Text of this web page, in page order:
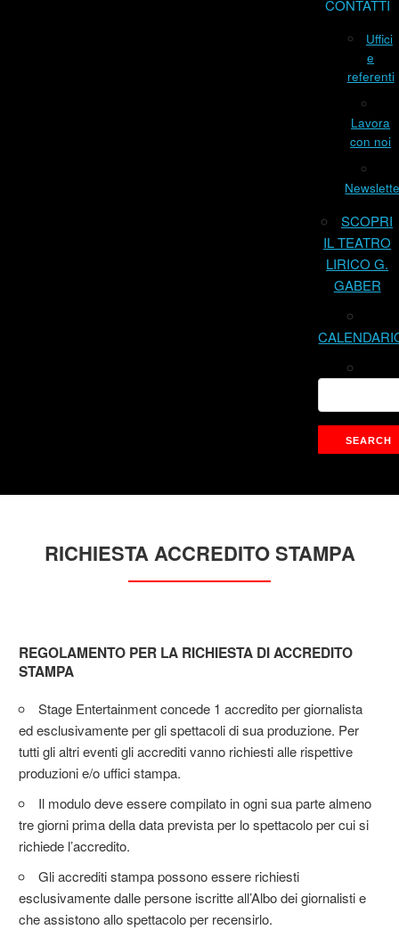
CONTATTI
Uffici
e
referenti
Lavora
con noi
SCOPRI
IL TEATRO
LIRICO G.
GABER
RICHIESTA ACCREDITO STAMPA
REGOLAMENTO PER LA RICHIESTA DI ACCREDITO
STAMPA
Stage Entertainment concede 1 accredito per giornalista
ed esclusivamente per gli spettacoli di sua produzione. Per
tutti gli altri eventi gli accrediti vanno richiesti alle rispettive
produzioni e/o uffici stampa.
Il modulo deve essere compilato in ogni sua parte almeno
tre giorni prima della data prevista per lo spettacolo per cui si
richiede l’accredito.
Gli accrediti stampa possono essere richiesti
esclusivamente dalle persone iscritte all’Albo dei giornalisti e
che assistono allo spettacolo per recensirlo.